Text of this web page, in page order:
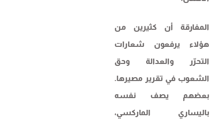
المفارقة أن كثيرين من
هؤلاء يرفعون شعارات
التحرّر والعدالة وحق
الشعوب في تقرير مصيرها.
بعضهم يصف نفسه
باليساري الماركسي،